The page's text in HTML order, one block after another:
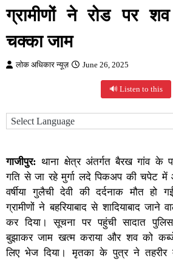
ग्रामीणों ने रोड पर
चक्का जाम
लोक अधिकार न्यूज़ June 26, 2025
🔊 Listen to this
गाजीपुर: थाना क्षेत्र अंतर्गत बैरख गांव के
गति से जा रहे मुर्गा लदे पिकअप की चपेट में
वर्षीया गुलैची देवी की दर्दनाक मौत
ग्रामीणों ने बहरियाबाद से शादियाबाद
कर दिया। सूचना पर पहुंची सादात
बुझाकर जाम खत्म कराया और शव को
लिए भेज दिया। मृतका के पुत्र ने